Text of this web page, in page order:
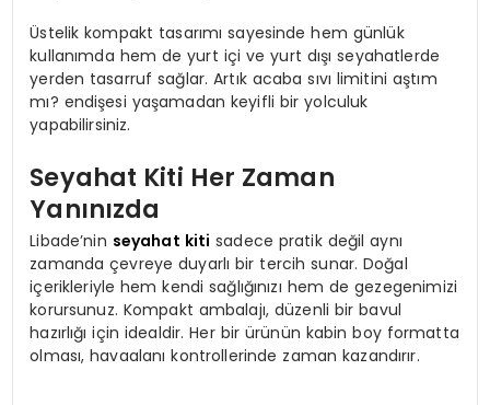
Üstelik kompakt tasarımı sayesinde hem günlük
kullanımda hem de yurt içi ve yurt dışı seyahatlerde
yerden tasarruf sağlar. Artık acaba sıvı limitini aştım
mı? endişesi yaşamadan keyifli bir yolculuk
yapabilirsiniz.
Seyahat Kiti Her Zaman
Yanınızda
Libade’nin seyahat kiti sadece pratik değil aynı
zamanda çevreye duyarlı bir tercih sunar. Doğal
içerikleriyle hem kendi sağlığınızı hem de gezegenimizi
korursunuz. Kompakt ambalajı, düzenli bir bavul
hazırlığı için idealdir. Her bir ürünün kabin boy formatta
olması, havaalanı kontrollerinde zaman kazandırır.